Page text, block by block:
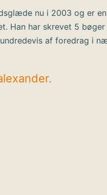
nu i 2003 og er
Han har skrevet 5 bøger
af foredrag i